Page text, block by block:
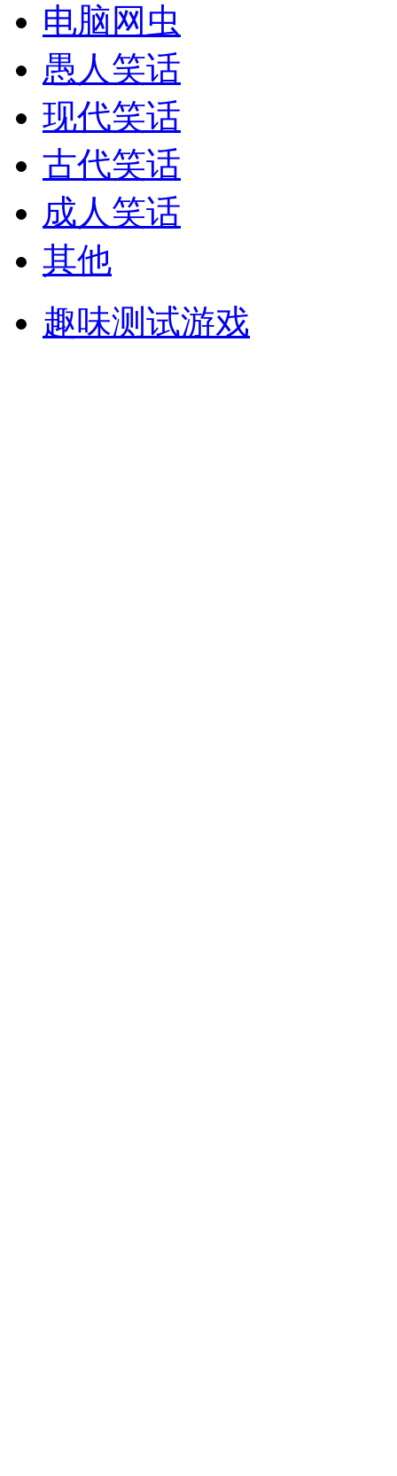
电脑网虫
愚人笑话
现代笑话
古代笑话
成人笑话
其他
趣味测试游戏